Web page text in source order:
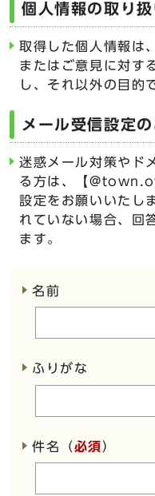
個人情報の取り
取得した個人情報は
またはご意見に対す
し、それ以外の目的
メール受信設定
迷惑メール対策やド
る方は、【
設定をお願いいたし
れていない場合、回
ます。
名前
ふりがな
件名（必須）